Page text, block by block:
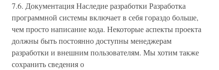
7.6. Документация Наследие разработки Разработка
программной системы включает в себя гораздо больше,
чем просто написание кода. Некоторые аспекты проекта
должны быть постоянно доступны менеджерам
разработки и внешним пользователям. Мы хотим также
сохранить сведения о